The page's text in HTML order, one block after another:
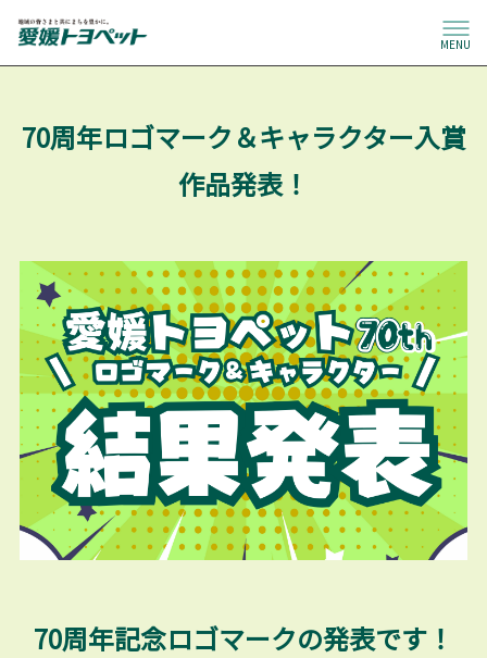
MENU
70周年ロゴマーク＆キャラクター入賞
作品発表！
70周年記念ロゴマークの発表です！